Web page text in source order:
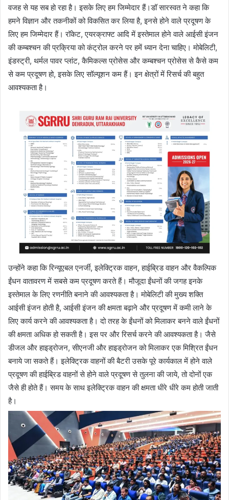
वजह से यह सब हो रहा है। इसके लिए हम जिम्मेदार हैं।डॉ सारस्वत ने कहा कि
हमने विज्ञान और तकनीकों को विकसित कर लिया है, इनसे होने वाले प्रदूषण के
लिए हम जिम्मेदार हैं। रॉकेट, एयरक्राफ्ट आदि में इस्तेमाल होने वाले आईसी इंजन
की कम्बश्चन की प्रक्रिया को कंट्रोल करने पर हमें ध्यान देना चाहिए। मोबेलिटी,
इंडस्ट्री, थर्मल पावर प्लांट, कैमिकल्स प्रोसेस और कम्बश्चन प्रोसेस से कैसे कम
से कम प्रदूषण हो, इसके लिए सॉल्यूशन कम हैं। इन क्षेत्रों में रिसर्च की बहुत
आवश्यकता है।
उन्होंने कहा कि रिन्यूएबल एनर्जी, इलेक्ट्रिक वाहन, हाईब्रिड वाहन और वैकल्पिक
ईंधन वातावरण में सबसे कम प्रदूषण करते हैं। मौजूदा ईंधनों की जगह इनके
इस्तेमाल के लिए रणनीति बनाने की आवश्यकता है। मोबेलिटी की मुख्य शक्ति
आईसी इंजन होती है, आईसी इंजन की क्षमता बढ़ाने और प्रदूषण में कमी लाने के
लिए कार्य करने की आवश्यकता है। दो तरह के ईंधनों को मिलाकर बनने वाले ईंधनों
की क्षमता अधिक हो सकती है। इस पर और रिसर्च करने की आवश्यकता है। जैसे
डीजल और हाइड्रोजन, सीएनजी और हाइड्रोजन को मिलाकर एक मिश्रित ईंधन
बनाये जा सकते हैं। इलेक्ट्रिक वाहनों की बैटरी उसके पूरे कार्यकाल में होने वाले
प्रदूषण की हाईब्रिड वाहनों से होने वाले प्रदूषण से तुलना की जाये, तो दोनों एक
जैसे ही होते हैं। समय के साथ इलेक्ट्रिक वाहन की क्षमता धीरे धीरे कम होती जाती
है।